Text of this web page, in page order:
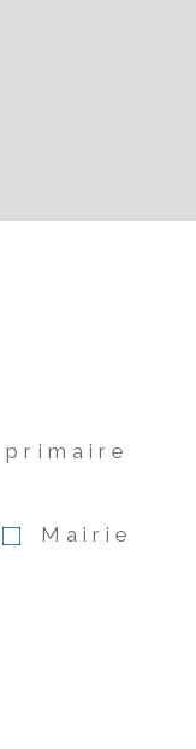
Mairie